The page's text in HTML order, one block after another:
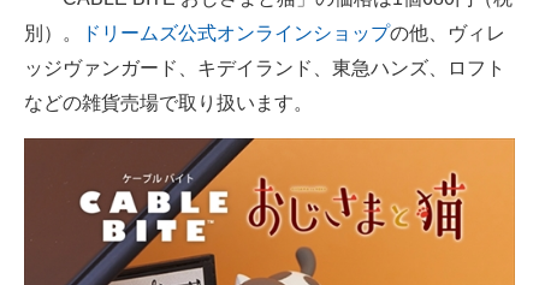
別）。
ドリームズ公式オンラインショップの他、ヴィレ
ッジヴァンガード、キデイランド、東急ハンズ、ロフト
などの雑貨売場で取り扱います。